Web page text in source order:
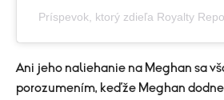
Príspevok, ktorý zdieľa Royalty
Ani jeho naliehanie na Meghan sa
porozumením, keďže Meghan